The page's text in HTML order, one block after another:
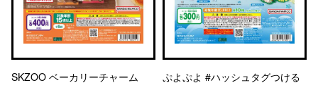
SKZOO ベーカリーチャーム ぷよぷよ #ハッシュタグつける